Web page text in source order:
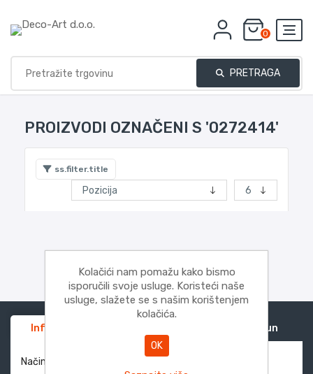
0
PRETRAGA
PROIZVODI OZNAČENI S '0272414'
ss.filter.title
Informacije Moj račun
Način dostave i povrati
Kolačići nam pomažu kako bismo
isporučili svoje usluge. Koristeći naše
usluge, slažete se s našim korištenjem
kolačića.
OK